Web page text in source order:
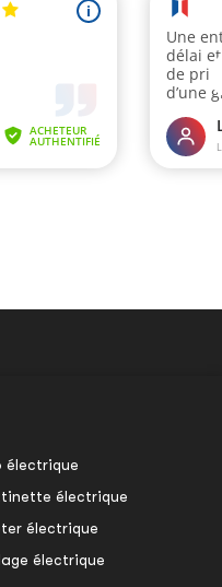
électrique
électrique
électrique
électrique